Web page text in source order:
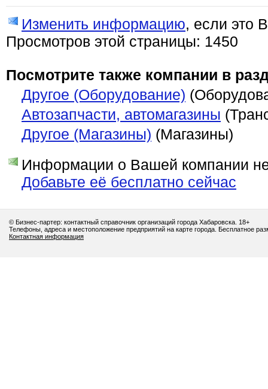
Изменить информацию, если это
Просмотров этой страницы: 1450
Посмотрите также компании в
Другое (Оборудование)
Автозапчасти, автомагазины
Другое (Магазины) (Магазины)
Информации о Вашей компании
Добавьте её бесплатно сейчас
© Бизнес-партер: контактный справочник организаций города Хабаровска. 18+
Телефоны, адреса и местоположение предприятий на карте города. Бесплатное
Контактная информация